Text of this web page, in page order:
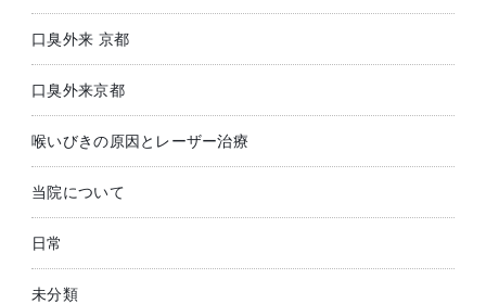
口臭外来 京都
口臭外来京都
喉いびきの原因とレーザー治療
当院について
日常
未分類